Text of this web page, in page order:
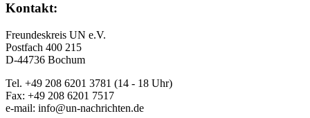
Kontakt:
Freundeskreis UN e.V.
Postfach 400 215
D-44736 Bochum
Tel. +49 208 6201 3781 (14 - 18 Uhr)
Fax: +49 208 6201 7517
e-mail: info@un-nachrichten.de